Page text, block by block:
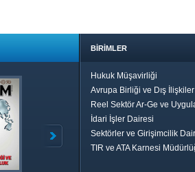
BİRİMLER
Hukuk Müşavirliği
Avrupa Birliği ve Dış
Reel Sektör Ar-Ge ve
İdari İşler Dairesi
Sektörler ve Girişimcilik
TIR ve ATA Karnesi